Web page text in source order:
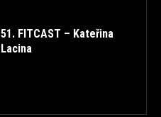
51. FITCAST – Kateřina
Lacina